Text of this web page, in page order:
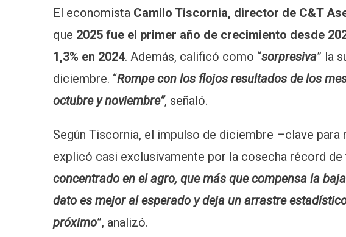
El economista Camilo Tiscornia, director de C&T
que 2025 fue el primer año de crecimiento desde
1,3% en 2024. Además, calificó como “sorpresiva” la
diciembre. “Rompe con los flojos resultados de los
octubre y noviembre”, señaló.
Según Tiscornia, el impulso de diciembre –clave para
explicó casi exclusivamente por la cosecha récord de
concentrado en el agro, que más que compensa la
dato es mejor al esperado y deja un arrastre
próximo”, analizó.